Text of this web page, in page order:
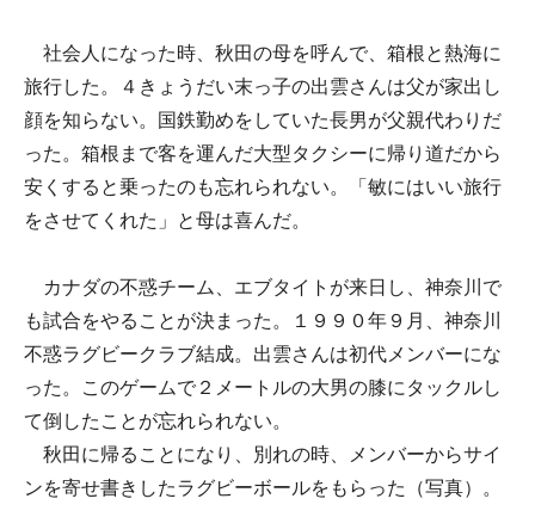
社会人になった時、秋田の母を呼んで、箱根と熱海に
旅行した。４きょうだい末っ子の出雲さんは父が家出し
顔を知らない。国鉄勤めをしていた長男が父親代わりだ
った。箱根まで客を運んだ大型タクシーに帰り道だから
安くすると乗ったのも忘れられない。「敏にはいい旅行
をさせてくれた」と母は喜んだ。
カナダの不惑チーム、エブタイトが来日し、神奈川で
も試合をやることが決まった。１９９０年９月、神奈川
不惑ラグビークラブ結成。出雲さんは初代メンバーにな
った。このゲームで２メートルの大男の膝にタックルし
て倒したことが忘れられない。
秋田に帰ることになり、別れの時、メンバーからサイ
ンを寄せ書きしたラグビーボールをもらった（写真）。